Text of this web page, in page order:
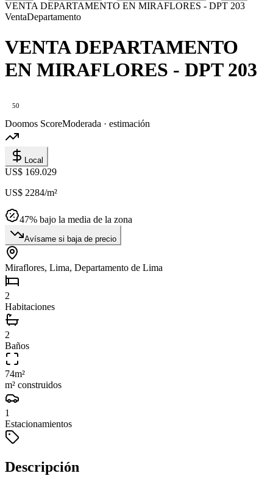
VENTA DEPARTAMENTO EN MIRAFLORES - DPT 203
VentaDepartamento
VENTA DEPARTAMENTO
EN MIRAFLORES - DPT 203
50
Doomos ScoreModerada · estimación
Local
US$ 169.029
US$ 2284/m²
47% bajo la media de la zona
Avísame si baja de precio
Miraflores, Lima, Departamento de Lima
2
Habitaciones
2
Baños
74m²
m² construidos
1
Estacionamientos
Descripción